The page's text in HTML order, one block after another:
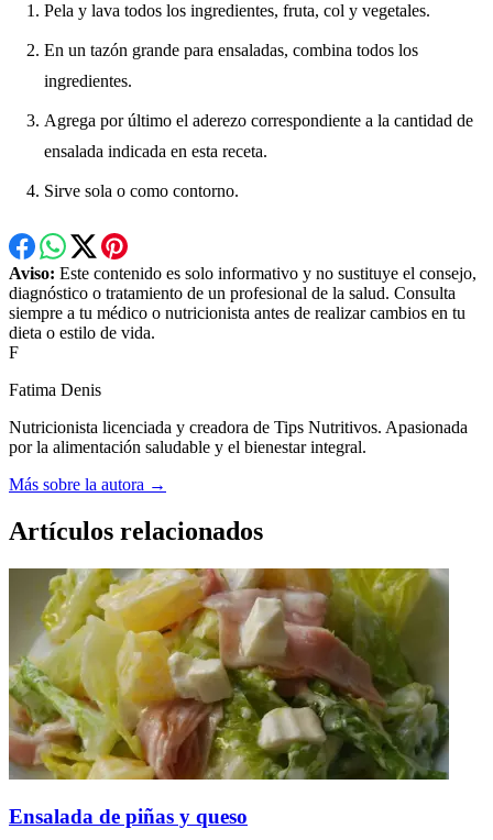
Pela y lava todos los ingredientes, fruta, col y vegetales.
En un tazón grande para ensaladas, combina todos los
ingredientes.
Agrega por último el aderezo correspondiente a la cantidad de
ensalada indicada en esta receta.
Sirve sola o como contorno.
Aviso: Este contenido es solo informativo y no sustituye el consejo,
diagnóstico o tratamiento de un profesional de la salud. Consulta
siempre a tu médico o nutricionista antes de realizar cambios en tu
dieta o estilo de vida.
F
Fatima Denis
Nutricionista licenciada y creadora de Tips Nutritivos. Apasionada
por la alimentación saludable y el bienestar integral.
Más sobre la autora →
Artículos relacionados
Ensalada de piñas y queso